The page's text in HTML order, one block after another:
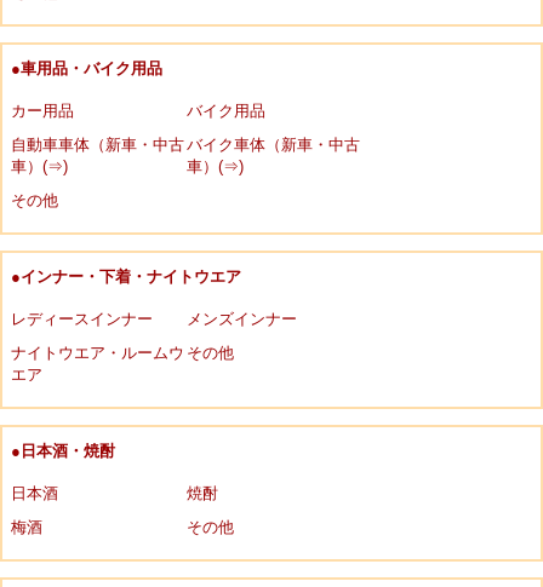
●車用品・バイク用品
カー用品
バイク用品
自動車車体（新車・中古
車）(⇒)
バイク車体（新車・中古
車）(⇒)
その他
●インナー・下着・ナイトウエア
レディースインナー
メンズインナー
ナイトウエア・ルームウ
エア
その他
●日本酒・焼酎
日本酒
焼酎
梅酒
その他